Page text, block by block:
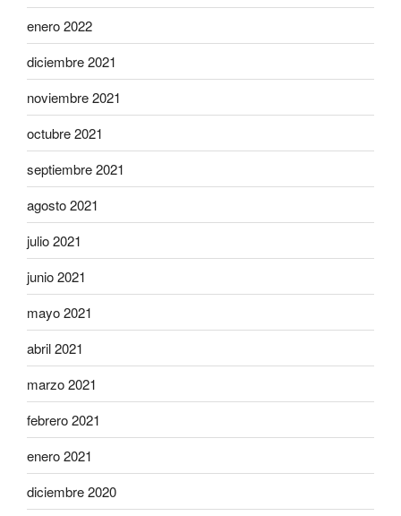
enero 2022
diciembre 2021
noviembre 2021
octubre 2021
septiembre 2021
agosto 2021
julio 2021
junio 2021
mayo 2021
abril 2021
marzo 2021
febrero 2021
enero 2021
diciembre 2020